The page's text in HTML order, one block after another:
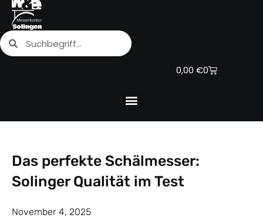
Zum
Inhalt
springen
SucheSuche
0,00 €0
Warenkorb
Das perfekte Schälmesser:
Solinger Qualität im Test
November 4, 2025